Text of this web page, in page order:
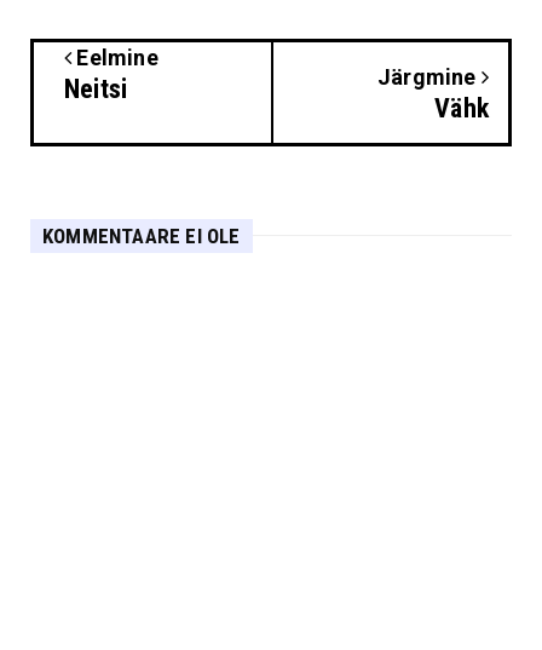
Eelmine
Neitsi Järgmine
Vähk
KOMMENTAARE EI OLE